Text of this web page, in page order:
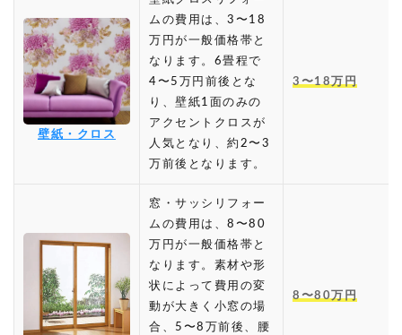
壁紙・クロス
ムの費用は、3〜18
万円が一般価格帯と
なります。6畳程で
4〜5万円前後とな
り、壁紙1面のみの
アクセントクロスが
人気となり、約2〜3
万前後となります。
3〜18万円
窓・サッシリフォー
ムの費用は、8〜80
万円が一般価格帯と
なります。素材や形
状によって費用の変
動が大きく小窓の場
合、5〜8万前後、腰
8〜80万円